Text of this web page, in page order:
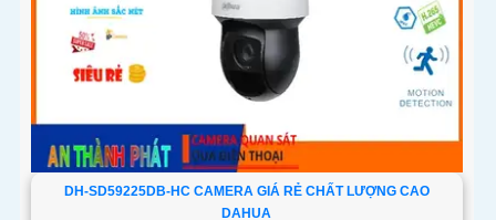
DH-SD59225DB-HC CAMERA GIÁ RẺ CHẤT LƯỢNG CAO
DAHUA